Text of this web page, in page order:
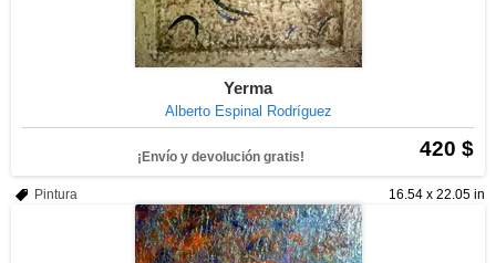
Yerma
Alberto Espinal Rodríguez
420 $
¡Envío y devolución gratis!
16.54 x 22.05 in
Pintura